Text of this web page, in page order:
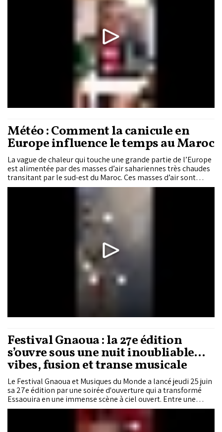
Météo : Comment la canicule en
Europe influence le temps au Maroc
La vague de chaleur qui touche une grande partie de l’Europe
est alimentée par des masses d’air sahariennes très chaudes
transitant par le sud-est du Maroc. Ces masses d’air sont
piégées par un « dôme de chaleur », un puissant système de
hautes pressions qui maintient des températures élevées sur
le bassin méditerranéen.
Festival Gnaoua : la 27e édition
s’ouvre sous une nuit inoubliable…
vibes, fusion et transe musicale
Le Festival Gnaoua et Musiques du Monde a lancé jeudi 25 juin
sa 27e édition par une soirée d'ouverture qui a transformé
Essaouira en une immense scène à ciel ouvert. Entre une
longue parade populaire, une création musicale inédite
réunissant des artistes du Maroc, du Rwanda, de l'Inde et
d'Europe, puis des concerts de Maâlems...